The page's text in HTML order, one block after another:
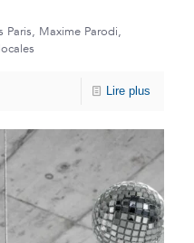
Paris, Maxime Parodi,
Lire plus